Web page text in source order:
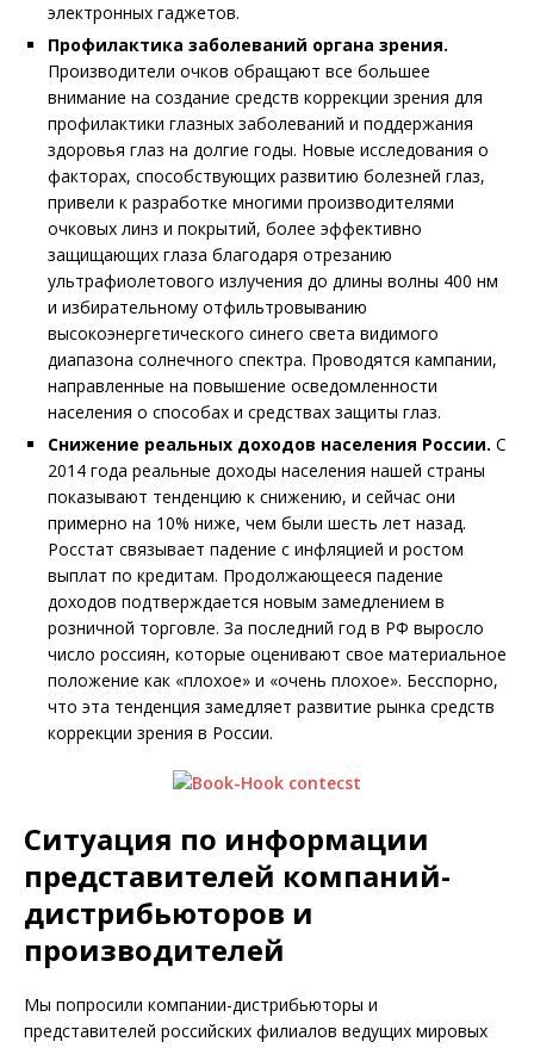
электронных гаджетов.
Профилактика заболеваний органа зрения.
Производители очков обращают все большее
внимание на создание средств коррекции зрения для
профилактики глазных заболеваний и поддержания
здоровья глаз на долгие годы. Новые исследования о
факторах, способствующих развитию болезней глаз,
привели к разработке многими производителями
очковых линз и покрытий, более эффективно
защищающих глаза благодаря отрезанию
ультрафиолетового излучения до длины волны 400 нм
и избирательному отфильтровыванию
высокоэнергетического синего света видимого
диапазона солнечного спектра. Проводятся кампании,
направленные на повышение осведомленности
населения о способах и средствах защиты глаз.
Снижение реальных доходов населения России. С
2014 года реальные доходы населения нашей страны
показывают тенденцию к снижению, и сейчас они
примерно на 10% ниже, чем были шесть лет назад.
Росстат связывает падение с инфляцией и ростом
выплат по кредитам. Продолжающееся падение
доходов подтверждается новым замедлением в
розничной торговле. За последний год в РФ выросло
число россиян, которые оценивают свое материальное
положение как «плохое» и «очень плохое». Бесспорно,
что эта тенденция замедляет развитие рынка средств
коррекции зрения в России.
Ситуация по информации
представителей компаний-
дистрибьюторов и
производителей
Мы попросили компании-дистрибьюторы и
представителей российских филиалов ведущих мировых